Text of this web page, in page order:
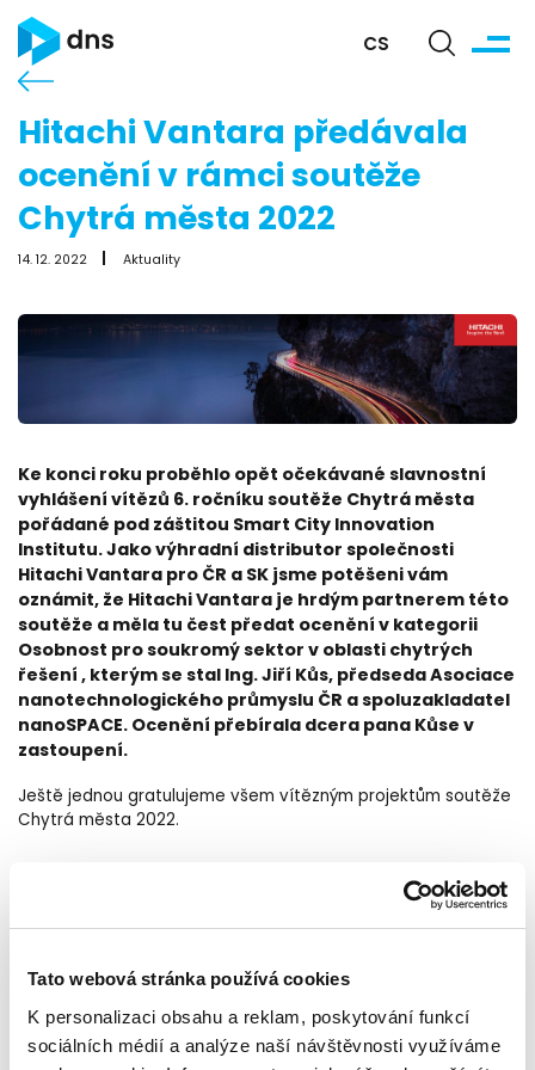
Tato webová stránka používá cookies
K personalizaci obsahu a reklam, poskytování funkcí
sociálních médií a analýze naší návštěvnosti využíváme
CS
Hitachi Vantara předávala
ocenění v rámci soutěže
Chytrá města 2022
14. 12. 2022 Aktuality
Ke konci roku proběhlo opět očekávané slavnostní
vyhlášení vítězů 6. ročníku soutěže Chytrá města
pořádané pod záštitou Smart City Innovation
Institutu. Jako výhradní distributor společnosti
Hitachi Vantara pro ČR a SK jsme potěšeni vám
oznámit, že Hitachi Vantara je hrdým partnerem této
soutěže a měla tu čest předat ocenění v kategorii
Osobnost pro soukromý sektor v oblasti chytrých
řešení , kterým se stal Ing. Jiří Kůs, předseda Asociace
nanotechnologického průmyslu ČR a spoluzakladatel
nanoSPACE. Ocenění přebírala dcera pana Kůse v
zastoupení.
Ještě jednou gratulujeme všem vítězným projektům soutěže
Chytrá města 2022.
Až do ledna 2023 můžete navštívit výstavu finalistů soutěže
Chytrá města 2022. V rámci výstavy si můžete prohlédnout
nejen finalisty, ale také vítězné projekty a chytrá řešení v
institut informatiky, robotiky a kybernetiky) na adrese
Jugoslávských partyzánů 3, Praha.